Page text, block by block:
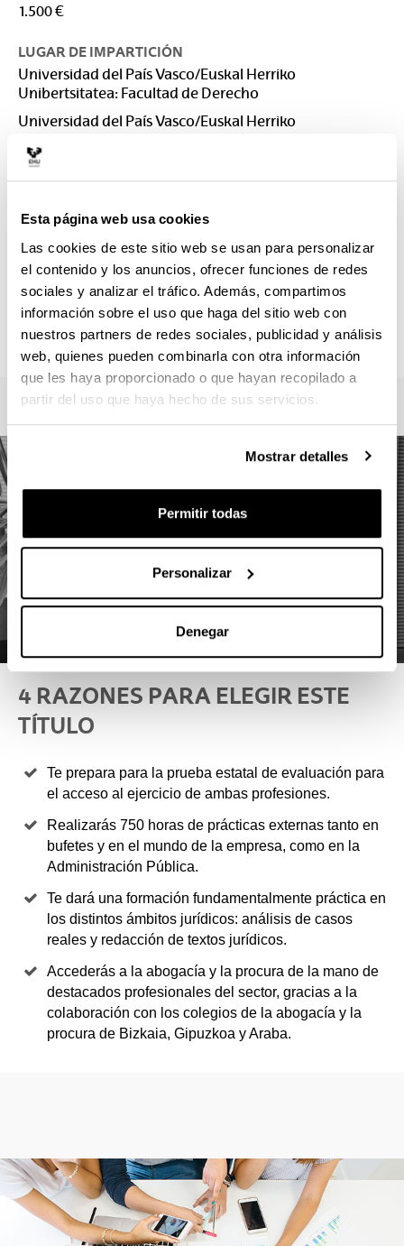
Esta página web usa cookies
Las cookies de este sitio web se usan para personalizar
el contenido y los anuncios, ofrecer funciones de redes
sociales y analizar el tráfico. Además, compartimos
información sobre el uso que haga del sitio web con
nuestros partners de redes sociales, publicidad y análisis
web, quienes pueden combinarla con otra información
que les haya proporcionado o que hayan recopilado a
partir del uso que haya hecho de sus servicios.
Mostrar detalles
Permitir todas
Personalizar
Denegar
1.500 €
LUGAR DE IMPARTICIÓN
Universidad del País Vasco/Euskal Herriko
Unibertsitatea: Facultad de Derecho
Universidad del País Vasco/Euskal Herriko
CONTACTO
SUBERBIOLA GARBIZU, IRUNE
irune.suberbiola@ehu.eus
Secretaría :
Secretarías
masterbiz@ehu.es; mastergip@ehu.es
943 018085 / 946 013 151
4 RAZONES PARA ELEGIR ESTE
TÍTULO
Te prepara para la prueba estatal de evaluación para
el acceso al ejercicio de ambas profesiones.
Realizarás 750 horas de prácticas externas tanto en
bufetes y en el mundo de la empresa, como en la
Administración Pública.
Te dará una formación fundamentalmente práctica en
los distintos ámbitos jurídicos: análisis de casos
reales y redacción de textos jurídicos.
Accederás a la abogacía y la procura de la mano de
destacados profesionales del sector, gracias a la
colaboración con los colegios de la abogacía y la
procura de Bizkaia, Gipuzkoa y Araba.